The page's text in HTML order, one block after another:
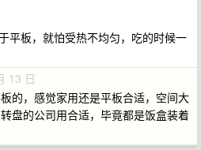
平板，就怕受热不均匀，吃的时候一
13 日
的，感觉家用还是平板合适，空间大
盘的公司用合适，毕竟都是饭盒装着